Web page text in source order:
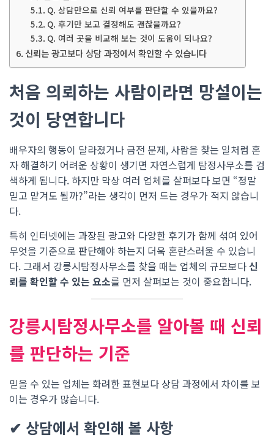
Q. 상담만으로 신뢰 여부를 판단할 수 있을까요?
Q. 후기만 보고 결정해도 괜찮을까요?
Q. 여러 곳을 비교해 보는 것이 도움이 되나요?
신뢰는 광고보다 상담 과정에서 확인할 수 있습니다
처음 의뢰하는 사람이라면 망설이는
것이 당연합니다
배우자의 행동이 달라졌거나 금전 문제, 사람을 찾는 일처럼 혼
자 해결하기 어려운 상황이 생기면 자연스럽게 탐정사무소를 검
색하게 됩니다. 하지만 막상 여러 업체를 살펴보다 보면 “정말
믿고 맡겨도 될까?”라는 생각이 먼저 드는 경우가 적지 않습니
다.
특히 인터넷에는 과장된 광고와 다양한 후기가 함께 섞여 있어
무엇을 기준으로 판단해야 하는지 더욱 혼란스러울 수 있습니
다. 그래서 강릉시탐정사무소를 찾을 때는 업체의 규모보다신
뢰를 확인할 수 있는 요소를 먼저 살펴보는 것이 중요합니다.
강릉시탐정사무소를 알아볼 때 신뢰
를 판단하는 기준
믿을 수 있는 업체는 화려한 표현보다 상담 과정에서 차이를 보
이는 경우가 많습니다.
✔ 상담에서 확인해 볼 사항